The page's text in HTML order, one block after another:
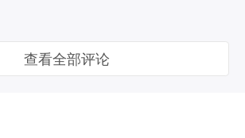
查看全部评论